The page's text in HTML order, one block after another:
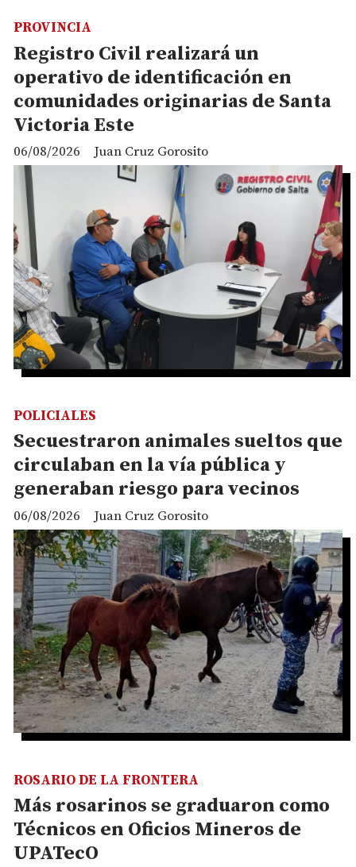
Registro Civil realizará un
operativo de identificación en
comunidades originarias de Santa
Victoria Este
Juan Cruz Gorosito
PROVINCIA
06/08/2026
Secuestraron animales sueltos que
circulaban en la vía pública y
generaban riesgo para vecinos
Juan Cruz Gorosito
POLICIALES
06/08/2026
Más rosarinos se graduaron como
Técnicos en Oficios Mineros de
UPATecO
ROSARIO DE LA FRONTERA